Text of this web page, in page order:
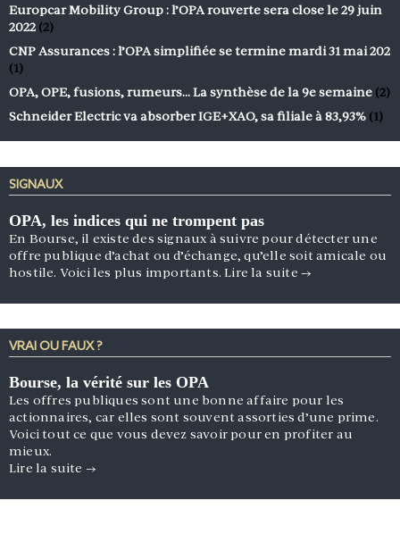
Europcar Mobility Group : l’OPA rouverte sera close le 29 juin
2022 (2)
CNP Assurances : l’OPA simplifiée se termine mardi 31 mai 202
(1)
OPA, OPE, fusions, rumeurs… La synthèse de la 9e semaine (2)
Schneider Electric va absorber IGE+XAO, sa filiale à 83,93% (1)
SIGNAUX
OPA, les indices qui ne trompent pas
En Bourse, il existe des signaux à suivre pour détecter une
offre publique d’achat ou d’échange, qu’elle soit amicale ou
hostile. Voici les plus importants.Lire la suite →
VRAI OU FAUX ?
Bourse, la vérité sur les OPA
Les offres publiques sont une bonne affaire pour les
actionnaires, car elles sont souvent assorties d’une prime.
Voici tout ce que vous devez savoir pour en profiter au
mieux.
Lire la suite →